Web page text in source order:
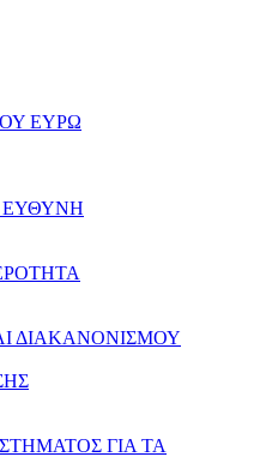
ΕΥΡΩ
ΕΥΘΥΝΗ
ΔΙΑΚΑΝΟΝΙΣΜΟΥ
ΓΙΑ ΤΑ